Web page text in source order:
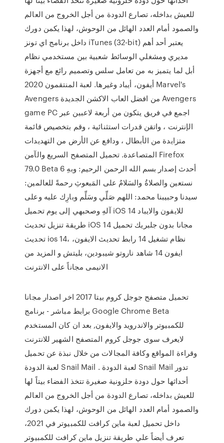
للعيش بداخله، تصارع الدودة من أجل الخروج من العالم
والصمود أمام العدد الهائل من الوحوش، لهذا يكمن دورك
داخل برنامج اي تونز iTunes (32-bit) يعتبر أحد أهم
مديري ومشغلي الوسائط شعبية بين مستخدمي نظام
أبل لما يتميز به من تعامل سلس وتصميم رائع مع أجهزة
أيفون، أيباد وغيرها. لعبة المنتقمون 2020 Marvel's
Avengers من افضل العاب الاكشن الجديدة Avengers
game PC اجمع في فريق يتكون من أربعة لاعبين عبر
الإنترنت ، واتقن قدرات استثنائية ، وقم بتخصيص قائمة
متزايدة من الأبطال ، ودافع عن الأرض من التهديدات
المتصاعدة. تحميل المتصفح السريع والآمن Firefox
79.0 Beta 6 أحدث إصدار بسم الله الرحمن الرحيم: وبهِ
نستعين والصلاةُ والسَلامُ على المَبعوثِ رحمةً للعالمين:
سيدنا وحبيبنا محمد: اللهم صَلِّي وسَلِّم وبارِك عليه وعلى
آلهِ وصحبهي إلى يوم تحميل iOS 14 للايفون والايباد
طريقة تنزيل تحديث iOS 14 مجانا بدون جلبريك تحميل
تحديث ios 14، نظام تشغيل 14 رابط تحديث الايفون،
ايفون 14 شاهد ناروتو شيبودين، بليتش و المزيد من
الانيمى مجاناً على الانترنت
تحميل متصفح جوجل كروم بيتا 2017 اخر اصدار مجانا
برابط مباشر - برنامج Google Chrome Beta
للكمبيوتر والاندرويد والايفون, بعد ان كان المستخدم
لايعرف سوى جوجل كروم المتصفح الشهير للانترنت
وقراءة المواقع وكافة المجالات من خلال نبذة عن تحميل
لعبة الدودة Snail Mail . لعبة الدودة Snail Mail تدور
أحداثها حول دودة حلزونية صغيرة تتخذ الفضاء بيتاً لها
للعيش بداخله، تصارع الدودة من أجل الخروج من العالم
والصمود أمام العدد الهائل من الوحوش، لهذا يكمن دورك
داخل تحميل لعبة ماين كرافت للكمبيوتر في 2021،
تعرف أيضاً علي طريقة تنزيل ماين كرافت للكمبيوتر